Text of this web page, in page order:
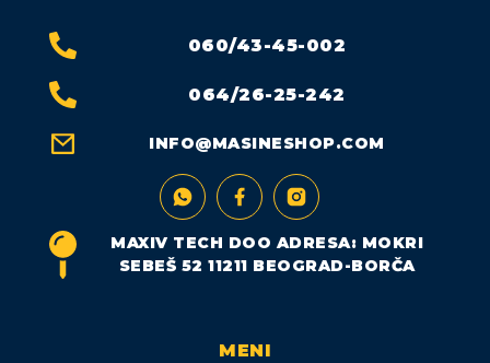
060/43-45-002
064/26-25-242
INFO@MASINESHOP.COM
MAXIV TECH DOO ADRESA: MOKRI
SEBEŠ 52 11211 BEOGRAD-BORČA
MENI